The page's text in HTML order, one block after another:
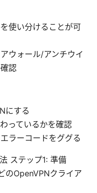
使い分けることが可
ウォール/アンチウイ
認
にする
っているかを確認
ラーコードをググる
ステップ1: 準備
OpenVPNクライア